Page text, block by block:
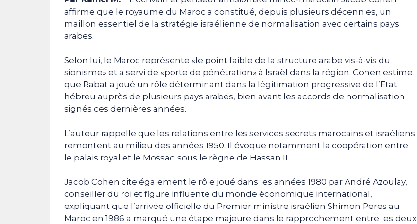
affirme que le royaume du Maroc a constitué, depuis plusieurs décennies, un
maillon essentiel de la stratégie israélienne de normalisation avec certains pays
arabes.
Selon lui, le Maroc représente «le point faible de la structure arabe vis-à-vis du
sionisme» et a servi de «porte de pénétration» à Israël dans la région. Cohen estime
que Rabat a joué un rôle déterminant dans la légitimation progressive de l’Etat
hébreu auprès de plusieurs pays arabes, bien avant les accords de normalisation
signés ces dernières années.
L’auteur rappelle que les relations entre les services secrets marocains et israéliens
remontent au milieu des années 1950. Il évoque notamment la coopération entre
le palais royal et le Mossad sous le règne de Hassan II.
Jacob Cohen cite également le rôle joué dans les années 1980 par André Azoulay,
conseiller du roi et figure influente du monde économique international,
expliquant que l’arrivée officielle du Premier ministre israélien Shimon Peres au
Maroc en 1986 a marqué une étape majeure dans le rapprochement entre les deux